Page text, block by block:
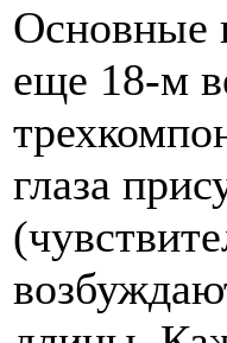
Основные
еще 18-м
глаза